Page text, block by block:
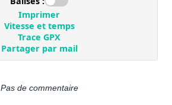
Pas de commentaire